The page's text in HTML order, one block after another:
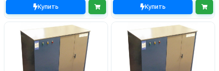
Купить Купить